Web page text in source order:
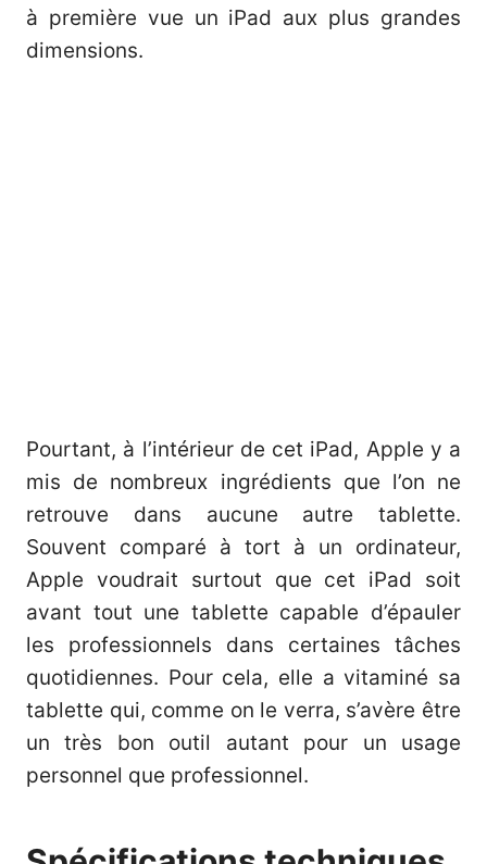
à première vue un iPad aux plus grandes
dimensions.
Pourtant, à l’intérieur de cet iPad, Apple y a
mis de nombreux ingrédients que l’on ne
retrouve dans aucune autre tablette.
Souvent comparé à tort à un ordinateur,
Apple voudrait surtout que cet iPad soit
avant tout une tablette capable d’épauler
les professionnels dans certaines tâches
quotidiennes. Pour cela, elle a vitaminé sa
tablette qui, comme on le verra, s’avère être
un très bon outil autant pour un usage
personnel que professionnel.